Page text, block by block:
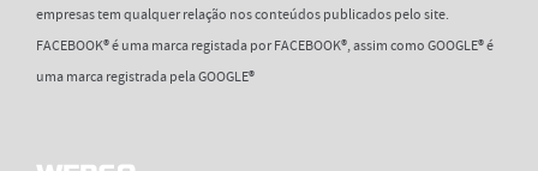
empresas tem qualquer relação nos conteúdos publicados pelo site.
FACEBOOK® é uma marca registada por FACEBOOK®, assim como GOOGLE® é
uma marca registrada pela GOOGLE®